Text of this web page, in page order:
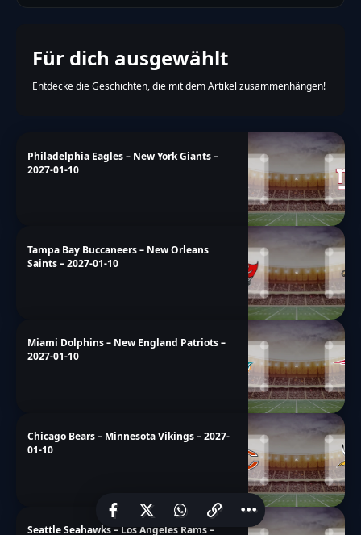
Für dich ausgewählt
Entdecke die Geschichten, die mit dem Artikel zusammenhängen!
Philadelphia Eagles – New York Giants –
2027-01-10
Tampa Bay Buccaneers – New Orleans
Saints – 2027-01-10
Miami Dolphins – New England Patriots –
2027-01-10
Chicago Bears – Minnesota Vikings – 2027-
01-10
Seattle Seahawks – Los Angeles Rams –